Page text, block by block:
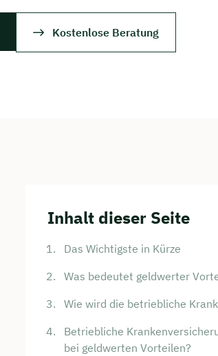
Kostenlose Beratung
Inhalt dieser Seite
Das Wichtigste in Kürze
Was bedeutet geldwerter
Wie wird die betriebliche
Betriebliche
bei geldwerten Vorteilen?